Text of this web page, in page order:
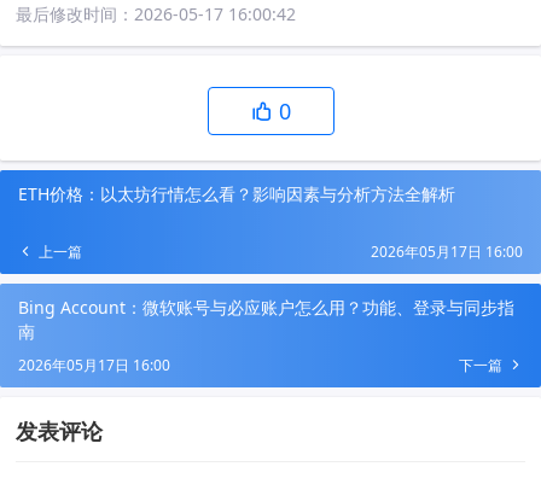
最后修改时间：2026-05-17 16:00:42
0
ETH价格：以太坊行情怎么看？影响因素与分析方法全解析
上一篇 2026年05月17日 16:00
Bing Account：微软账号与必应账户怎么用？功能、登录与同步指
南
下一篇
2026年05月17日 16:00
发表评论